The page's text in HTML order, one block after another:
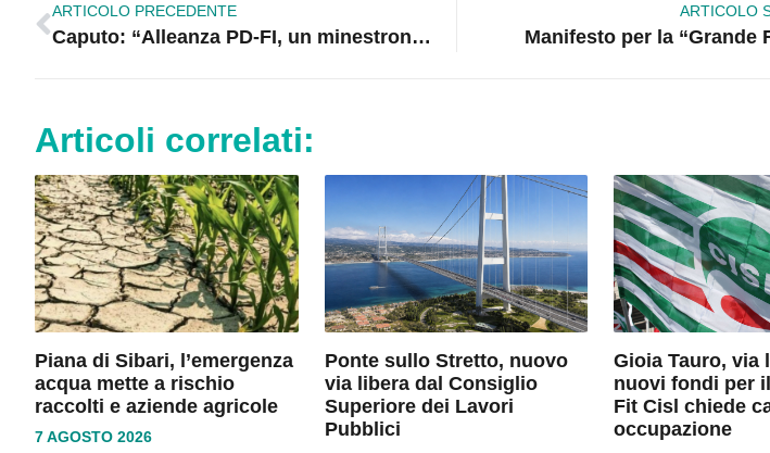
ARTICOLO PRECEDENTE
Caputo: “Alleanza PD-FI, un minestrone avvelenato”
ARTICOLO
Manifesto per la “Grande
Articoli correlati:
Piana di Sibari, l’emergenza
acqua mette a rischio
raccolti e aziende agricole
7 AGOSTO 2026
Ponte sullo Stretto, nuovo
via libera dal Consiglio
Superiore dei Lavori
Pubblici
Gioia Tauro, via
nuovi fondi per
Fit Cisl chiede
occupazione